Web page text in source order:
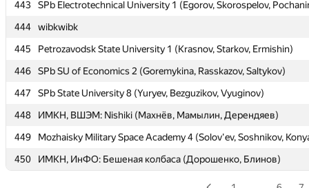
443
SPb Electrotechnical University 1 (Egorov, Skorospelov,
444
wibkwibk
445
Petrozavodsk State University 1 (Krasnov, Starkov, Ermishin)
446
SPb SU of Economics 2 (Goremykina, Rasskazov, Saltykov)
447
SPb State University 8 (Yuryev, Bezguzikov, Vyuginov)
448
ИМКН, ВШЭМ: Nishiki (Махнёв, Мамылин, Дерендяев)
449
Mozhaisky Military Space Academy 4 (Solov'ev, Soshnikov,
450
ИМКН, ИнФО: Бешеная колбаса (Дорошенко, Блинов)
443
SPb Electrotechnical University 1 (Egorov, Skorospelov,
444
wibkwibk
445
Petrozavodsk State University 1 (Krasnov, Starkov, Ermishin)
446
SPb SU of Economics 2 (Goremykina, Rasskazov, Saltykov)
447
SPb State University 8 (Yuryev, Bezguzikov, Vyuginov)
448
ИМКН, ВШЭМ: Nishiki (Махнёв, Мамылин, Дерендяев)
449
Mozhaisky Military Space Academy 4 (Solov'ev, Soshnikov,
450
ИМКН, ИнФО: Бешеная колбаса (Дорошенко, Блинов)